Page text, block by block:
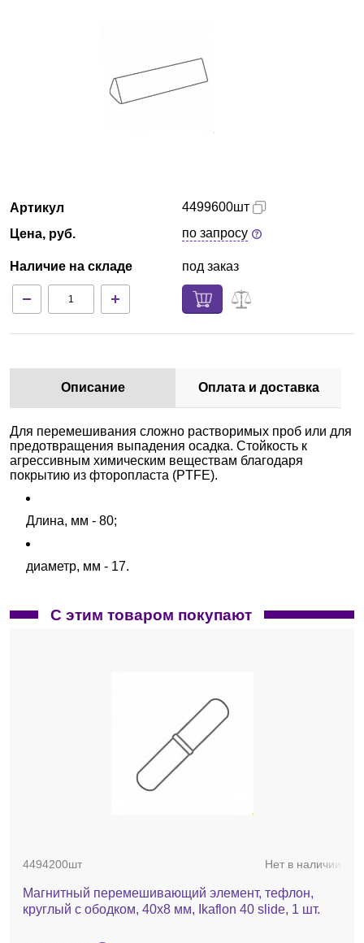
Партнеры
Технический сервис
Доставка и оплата
Артикул
Цена, руб.
Наличие на складе
4499600шт
по запросу
под заказ
Описание Оплата и доставка
Для перемешивания сложно растворимых проб или для
предотвращения выпадения осадка. Стойкость к
агрессивным химическим веществам благодаря
покрытию из фторопласта (PTFE).
Длина, мм - 80;
диаметр, мм - 17.
С этим товаром покупают
4494200шт Нет в наличии
Магнитный перемешивающий элемент, тефлон,
круглый с ободком, 40х8 мм, Ikaflon 40 slide, 1 шт.